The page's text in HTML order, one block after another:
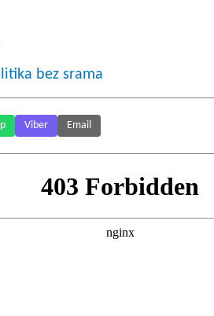
bez srama
Viber Email